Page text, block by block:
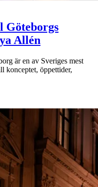
Göteborgs
Allén
är en av Sveriges mest
konceptet, öppettider,